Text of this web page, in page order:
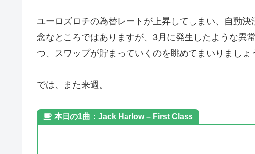
ユーロズロチの為替レートが上昇してしまい、自動
念なところではありますが、3月に発生したような異
つ、スワップが貯まっていくのを眺めてまいりましょ
では、また来週。
本日の1曲：Jack Harlow – First Class